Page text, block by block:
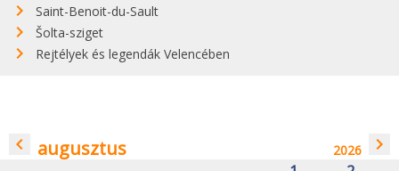
Saint-Benoit-du-Sault
Šolta-sziget
Rejtélyek és legendák Velencében
navigate_before augusztus 2026 navigate_next